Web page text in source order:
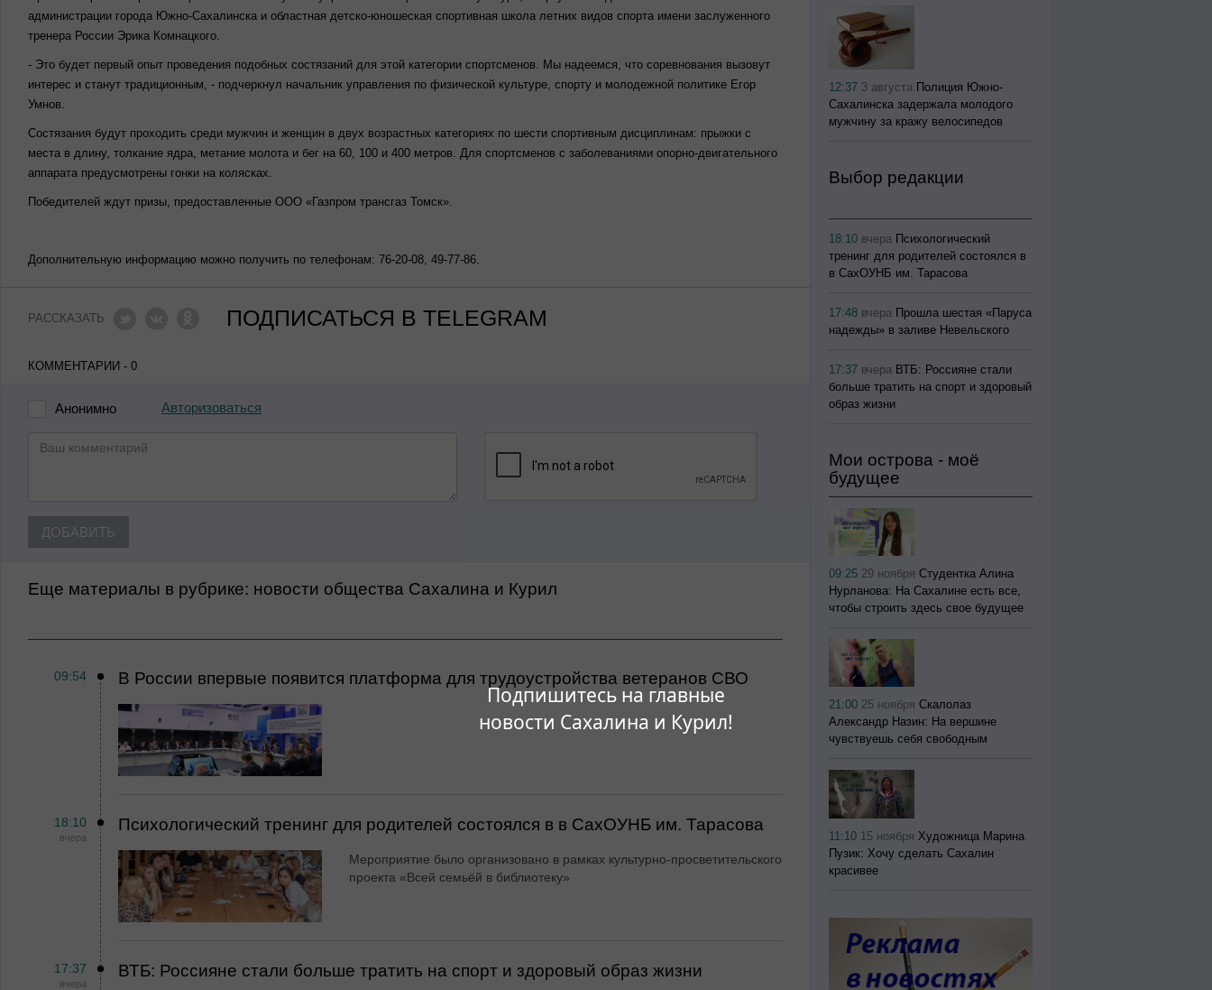
Подпишитесь на главные
новости Сахалина и Курил!
администрации города Южно-Сахалинска и областная детско-юношеская спортивная школа летних видов спорта имени заслуженного
тренера России Эрика Комнацкого.
- Это будет первый опыт проведения подобных состязаний для этой категории спортсменов. Мы надеемся, что соревнования вызовут
интерес и станут традиционным, - подчеркнул начальник управления по физической культуре, спорту и молодежной политике Егор
Умнов.
Состязания будут проходить среди мужчин и женщин в двух возрастных категориях по шести спортивным дисциплинам: прыжки с
места в длину, толкание ядра, метание молота и бег на 60, 100 и 400 метров. Для спортсменов с заболеваниями опорно-двигательного
аппарата предусмотрены гонки на колясках.
Победителей ждут призы, предоставленные ООО «Газпром трансгаз Томск».
Дополнительную информацию можно получить по телефонам: 76-20-08, 49-77-86.
РАССКАЗАТЬ ПОДПИСАТЬСЯ В TELEGRAM
КОММЕНТАРИИ - 0
Анонимно Авторизоваться
ДОБАВИТЬ
Еще материалы в рубрике: Новости общества Сахалина и Курил
09:54 В России впервые появится платформа для трудоустройства ветеранов СВО
18:10
вчера
Психологический тренинг для родителей состоялся в в СахОУНБ им. Тарасова
Мероприятие было организовано в рамках культурно-просветительского
проекта «Всей семьёй в библиотеку»
17:37
вчера
ВТБ: Россияне стали больше тратить на спорт и здоровый образ жизни
12:37 3 августа Полиция Южно-
Сахалинска задержала молодого
мужчину за кражу велосипедов
Выбор редакции
18:10 вчера Психологический
тренинг для родителей состоялся в
в СахОУНБ им. Тарасова
17:48 вчера Прошла шестая «Паруса
надежды» в заливе Невельского
17:37 вчера ВТБ: Россияне стали
больше тратить на спорт и здоровый
образ жизни
Мои острова - моё
будущее
09:25 29 ноября Студентка Алина
Нурланова: На Сахалине есть все,
чтобы строить здесь свое будущее
21:00 25 ноября Скалолаз
Александр Назин: На вершине
чувствуешь себя свободным
11:10 15 ноября Художница Марина
Пузик: Хочу сделать Сахалин
красивее